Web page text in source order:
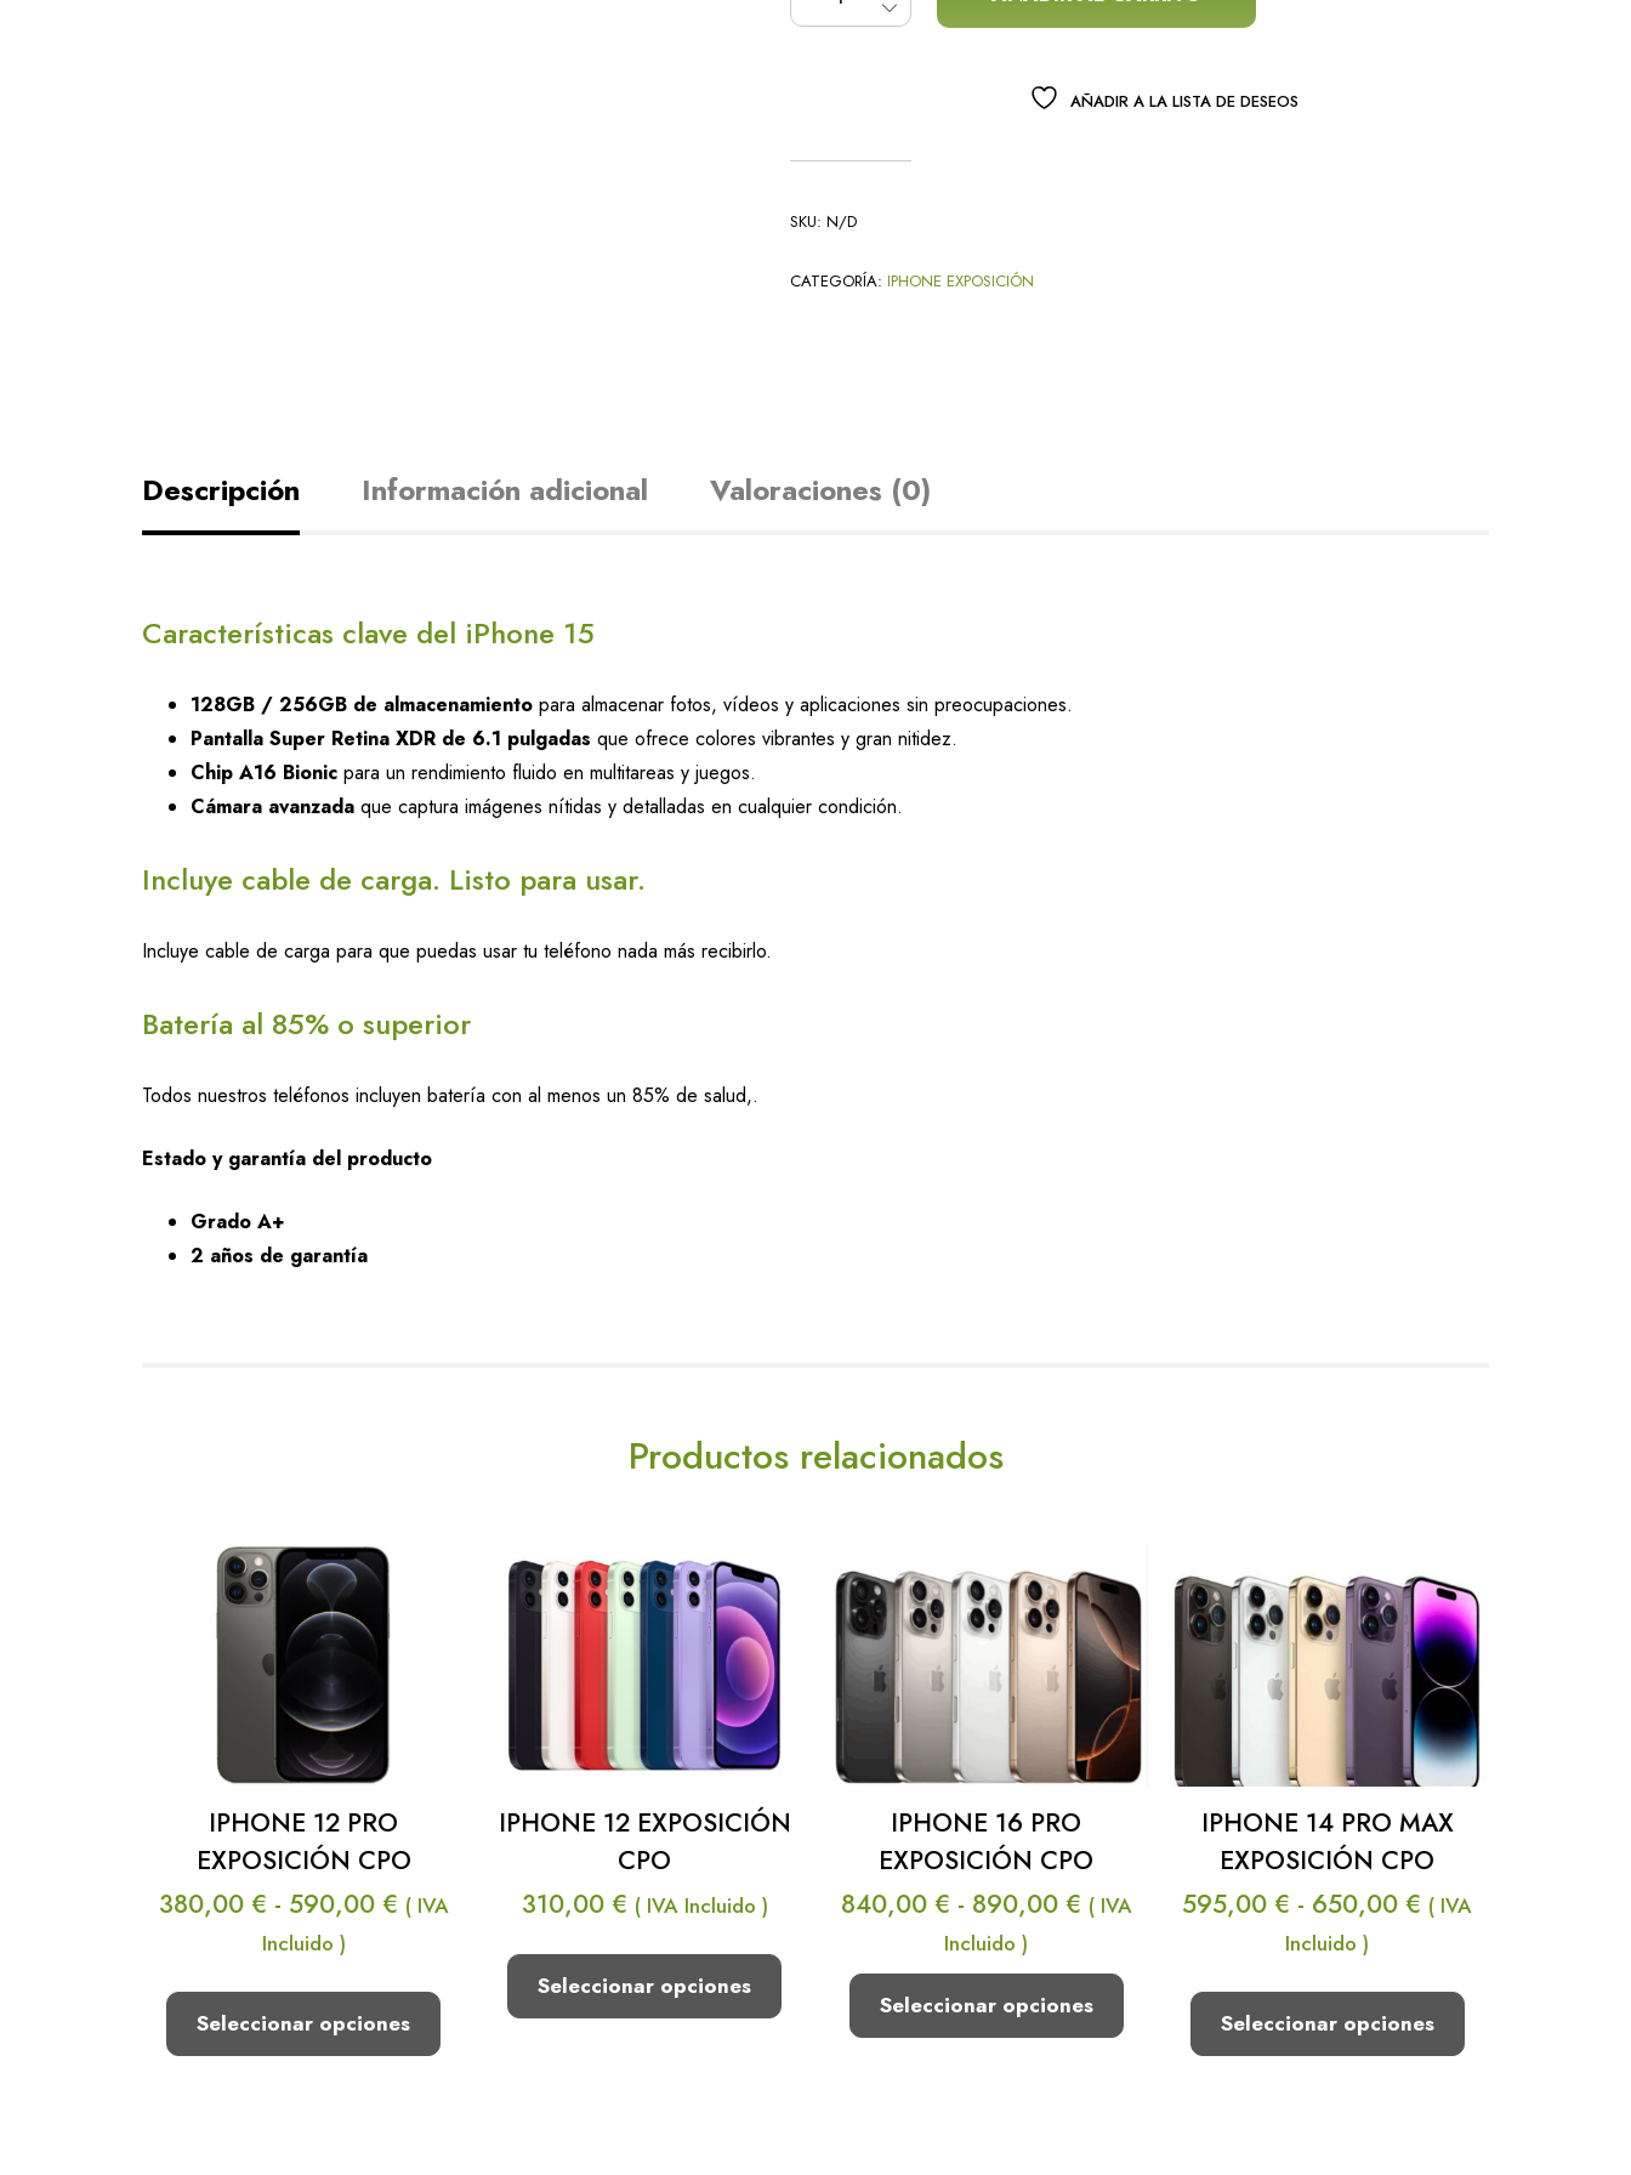
AÑADIR A LA LISTA DE DESEOS
SKU: N/D
CATEGORÍA: IPHONE EXPOSICIÓN
Descripción Información adicional Valoraciones (0)
Características clave del iPhone 15
128GB / 256GB de almacenamiento para almacenar fotos, vídeos y aplicaciones sin preocupaciones.
Pantalla Super Retina XDR de 6.1 pulgadas que ofrece colores vibrantes y gran nitidez.
Chip A16 Bionic para un rendimiento fluido en multitareas y juegos.
Cámara avanzada que captura imágenes nítidas y detalladas en cualquier condición.
Incluye cable de carga. Listo para usar.
Incluye cable de carga para que puedas usar tu teléfono nada más recibirlo.
Batería al 85% o superior
Todos nuestros teléfonos incluyen batería con al menos un 85% de salud,.
Estado y garantía del producto
Grado A+
2 años de garantía
Productos relacionados
IPHONE 12 PRO
EXPOSICIÓN CPO
380,00 € - 590,00 €Rango
desde
380,00 €
( IVA
Incluido )
Seleccionar opciones
IPHONE 12 EXPOSICIÓN
CPO
310,00 € ( IVA Incluido )
Seleccionar opciones
IPHONE 16 PRO
EXPOSICIÓN CPO
840,00 € - 890,00 €Rango
precios:
desde
( IVA
Incluido )
Seleccionar opciones
IPHONE 14 PRO MAX
EXPOSICIÓN CPO
595,00€ - 650,00€ Rango
desde
595,00 €
( IVA
Incluido )
Seleccionar opciones